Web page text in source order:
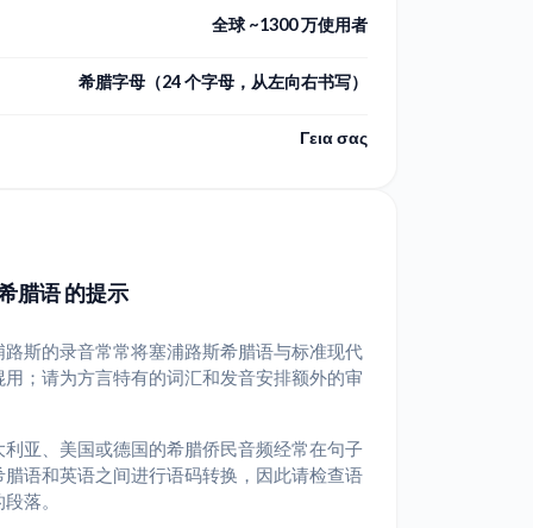
全球 ~1300 万使用者
希腊字母（24 个字母，从左向右书写）
Γεια σας
腊语 的提示
路斯的录音常常将塞浦路斯希腊语与标准现代
用；请为方言特有的词汇和发音安排额外的审
利亚、美国或德国的希腊侨民音频经常在句子
腊语和英语之间进行语码转换，因此请检查语
落。